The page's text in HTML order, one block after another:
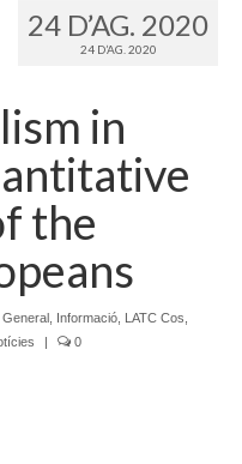
24 D’AG. 2020
24 D’AG. 2020
in
the
General Informació LATC Cos,
| 0